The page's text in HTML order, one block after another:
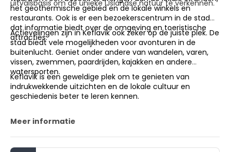
uitvalsbasis om de unieke IJslandse natuur te verkennen.
het geothermische gebied en de lokale winkels en
restaurants. Ook is er een bezoekerscentrum in de stad
dat informatie biedt over de omgeving en toeristische
attracties.
Actievelingen zijn in Keflavik ook zeker op de juiste plek. De
stad biedt vele mogelijkheden voor avonturen in de
buitenlucht. Geniet onder andere van wandelen, varen,
vissen, zwemmen, paardrijden, kajakken en andere
watersporten.
Keflavik is een geweldige plek om te genieten van
indrukwekkende uitzichten en de lokale cultuur en
geschiedenis beter te leren kennen.
Meer informatie